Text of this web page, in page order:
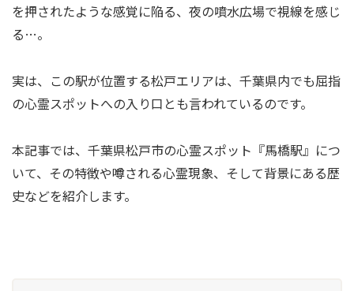
を押されたような感覚に陥る、夜の噴水広場で視線を感じ
る…。
実は、この駅が位置する松戸エリアは、千葉県内でも屈指
の心霊スポットへの入り口とも言われているのです。
本記事では、千葉県松戸市の心霊スポット『馬橋駅』につ
いて、その特徴や噂される心霊現象、そして背景にある歴
史などを紹介します。